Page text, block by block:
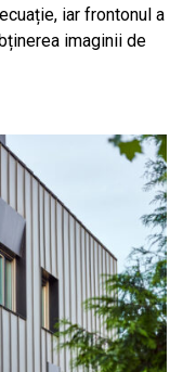
iar frontonul a
imaginii de